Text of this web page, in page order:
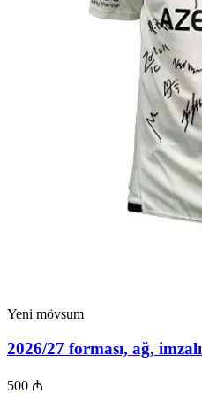
Yeni mövsum
2026/27 forması, ağ, imzalı
500 ₼